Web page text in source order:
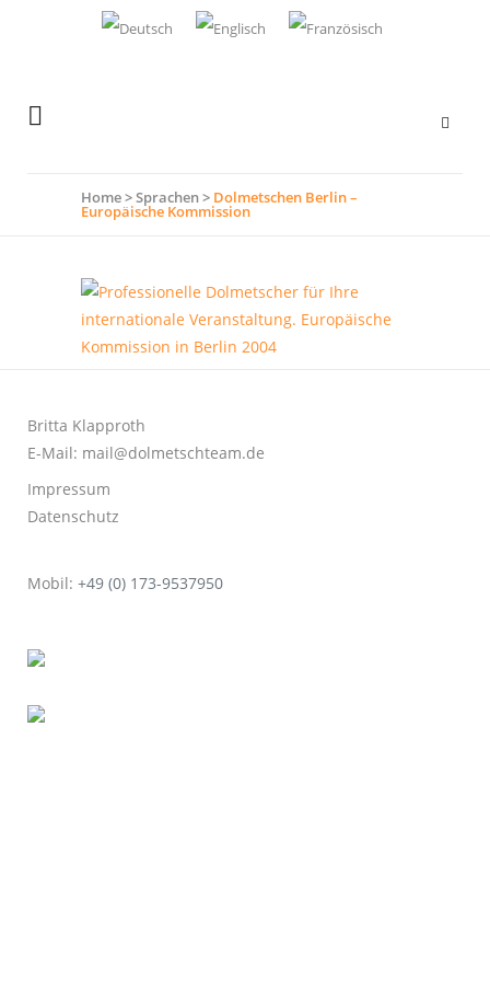
Home>Sprachen> Dolmetschen Berlin –
Europäische Kommission
Britta Klapproth
E-Mail: mail@dolmetschteam.de
Impressum
Datenschutz
Mobil: +49 (0) 173-9537950